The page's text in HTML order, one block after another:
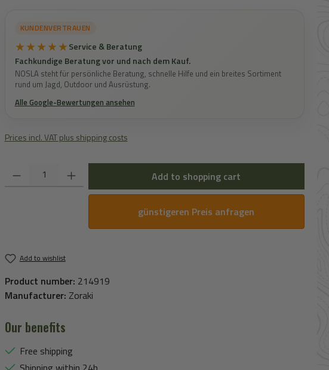
KUNDENVERTRAUEN
★★★★★Service & Beratung
Fachkundige Beratung vor und nach dem Kauf.
NOSLA steht für persönliche Beratung, schnelle Hilfe und ein breites Sortiment
rund um Jagd, Outdoor und Ausrüstung.
Alle Google-Bewertungen ansehen
Prices incl. VAT plus shipping costs
Product Quantity: Enter the desired amount or use the buttons to increase or decrease the
Add to shopping cart
günstigeren Preis anfragen
Add to wishlist
Product number: 214919
Manufacturer: Zoraki
Our benefits
Free shipping